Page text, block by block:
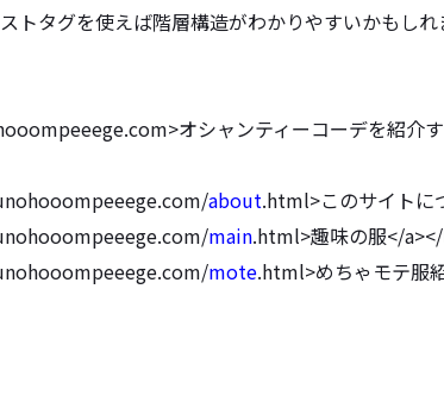
トタグを使えば階層構造がわかりやすいかもしれ
com>オシャンティーコーデを紹介
com/about.html>このサイトに
com/main.html>趣味の服</
com/mote.html>めちゃモテ服